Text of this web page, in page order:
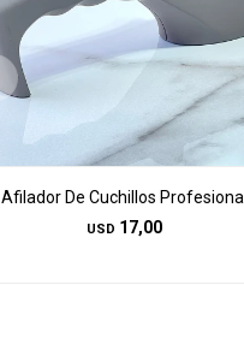
Afilador De Cuchillos Profesional
USD 17,00